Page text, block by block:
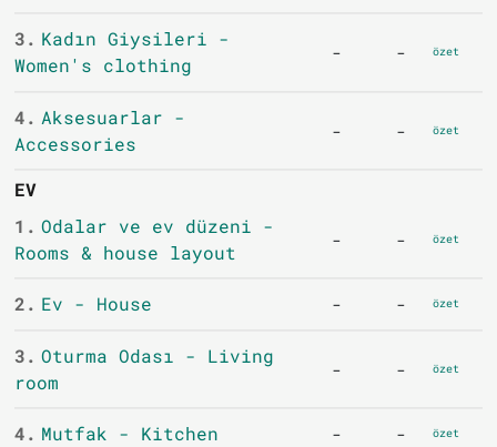
3. Kadın Giysileri -
Women's clothing
- - özet
4. Aksesuarlar -
Accessories
- - özet
EV
1. Odalar ve ev düzeni -
Rooms & house layout
- - özet
2. Ev - House - - özet
3. Oturma Odası - Living
room
- - özet
4. Mutfak - Kitchen - - özet